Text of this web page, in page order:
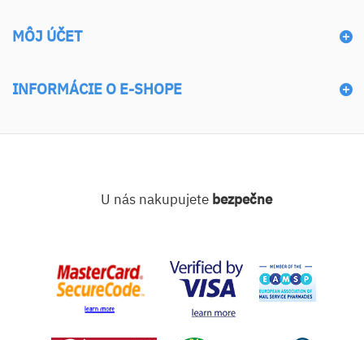
MÔJ ÚČET
INFORMÁCIE O E-SHOPE
U nás nakupujete bezpečne